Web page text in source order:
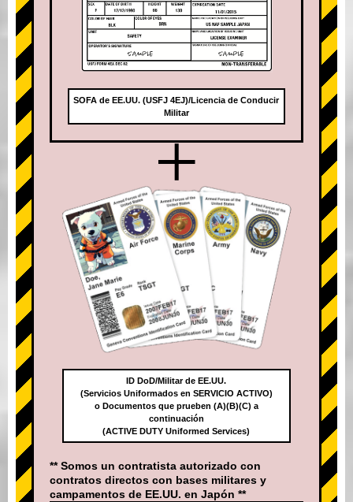
SOFA de EE.UU. (USFJ 4EJ)/Licencia de Conducir
Militar
+
ID DoD/Militar de EE.UU.
(Servicios Uniformados en SERVICIO ACTIVO)
o Documentos que prueben (A)(B)(C) a
continuación
(ACTIVE DUTY Uniformed Services)
** Somos un contratista autorizado con
contratos directos con bases militares y
campamentos de EE.UU. en Japón **